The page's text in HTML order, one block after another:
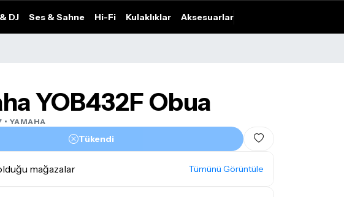
DJ Ses & Sahne Hi-Fi Kulaklıklar Aksesuarlar
YOB432F Obua
• YAMAHA
Tükendi
mağazalar Tümünü Görüntüle